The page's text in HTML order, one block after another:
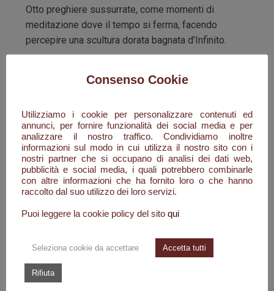
Otto preghiere sussurrate, come momenti di
meditazione dove il tempo si ferma, facendo
percepire una scultura dorata bagnata d’Infinito.
nascosti, voci sopite, dolori umani, coscienze
è una stanza celata, una parola che si spande come
eco all'idea di vivere nel presente, di godere
appieno di ogni istante e di essere consapevoli
della fugacità del tempo.
è un invito a non dimenticare una fiducia, anche
quando la persecuzione sembra prevalere sulla
Bellezza,
MEMENTO, è un suono che risuona nel silenzio
dell'anima, ricorda sorrisi, lacrime, pagine del tempo
che sussurrano storie del passato,
Consenso Cookie
Utilizziamo i cookie per personalizzare contenuti ed
annunci, per fornire funzionalità dei social media e per
analizzare il nostro traffico. Condividiamo inoltre
informazioni sul modo in cui utilizza il nostro sito con i
nostri partner che si occupano di analisi dei dati web,
pubblicità e social media, i quali potrebbero combinarle
con altre informazioni che ha fornito loro o che hanno
raccolto dal suo utilizzo dei loro servizi.
Puoi leggere la cookie policy del sito qui
Seleziona cookie da accettare Accetta tutti
Rifiuta